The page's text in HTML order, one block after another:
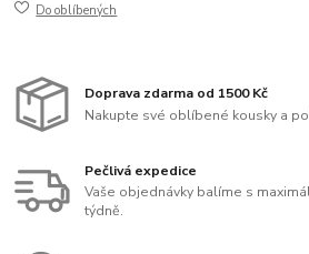
Do oblíbených
Doprava zdarma od 1500 Kč
Nakupte své oblíbené kousky a
Pečlivá expedice
Vaše objednávky balíme s
týdně.